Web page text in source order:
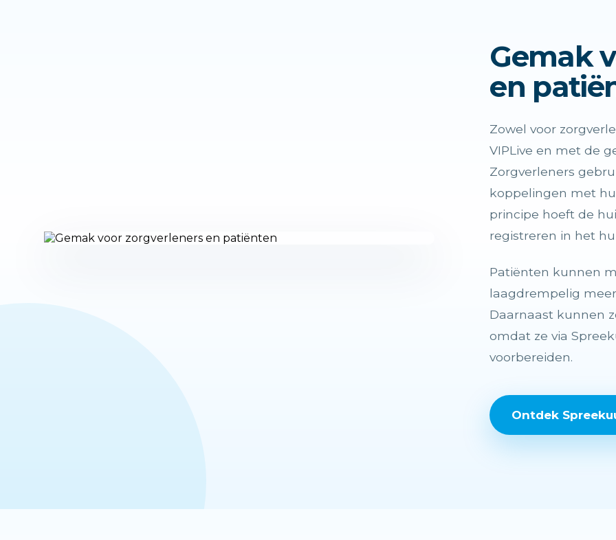
Gemak
en
Zowel voor
VIPLive en met de
Zorgverleners
koppelingen met
principe hoeft de
registreren in het
Patiënten kunnen
laagdrempelig
Daarnaast kunnen
omdat ze via
voorbereiden.
Ontdek